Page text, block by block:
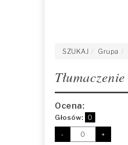
SZUKAJ Grupa
Tłumaczenie
Ocena:
Głosów: 0
- +